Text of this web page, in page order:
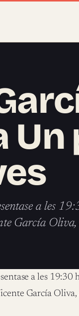
Un
a les
García
a les 19:30
García